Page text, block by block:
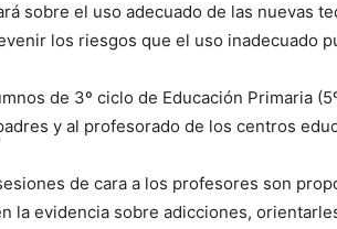
sobre el uso adecuado de las nuevas
los riesgos que el uso inadecuado
de 3º ciclo de Educación Primaria (5º
y al profesorado de los centros
de cara a los profesores son
la evidencia sobre adicciones,